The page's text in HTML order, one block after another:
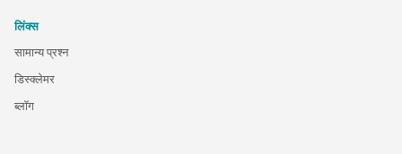
लिंक्स
सामान्य प्रश्न
डिस्क्लेमर
ब्लॉग